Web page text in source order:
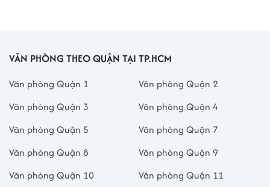
VĂN PHÒNG THEO QUẬN TẠI TP.HCM
Văn phòng Quận 1
Văn phòng Quận 2
Văn phòng Quận 3
Văn phòng Quận 4
Văn phòng Quận 5
Văn phòng Quận 7
Văn phòng Quận 8
Văn phòng Quận 9
Văn phòng Quận 10
Văn phòng Quận 11